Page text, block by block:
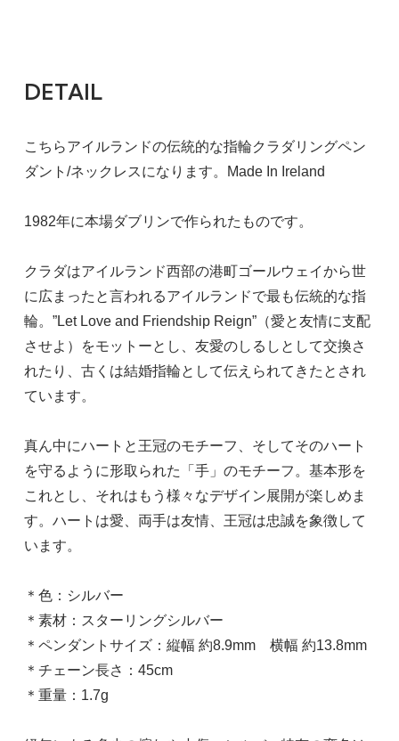
DETAIL
こちらアイルランドの伝統的な指輪クラダリングペン
ダント/ネックレスになります。Made In Ireland
1982年に本場ダブリンで作られたものです。
クラダはアイルランド西部の港町ゴールウェイから世
に広まったと言われるアイルランドで最も伝統的な指
輪。”Let Love and Friendship Reign”（愛と友情に支配
させよ）をモットーとし、友愛のしるしとして交換さ
れたり、古くは結婚指輪として伝えられてきたとされ
ています。
真ん中にハートと王冠のモチーフ、そしてそのハート
を守るように形取られた「手」のモチーフ。基本形を
これとし、それはもう様々なデザイン展開が楽しめま
す。ハートは愛、両手は友情、王冠は忠誠を象徴して
います。
＊色：シルバー
＊素材：スターリングシルバー
＊ペンダントサイズ：縦幅 約8.9mm 横幅 約13.8mm
＊チェーン長さ：45cm
＊重量：1.7g